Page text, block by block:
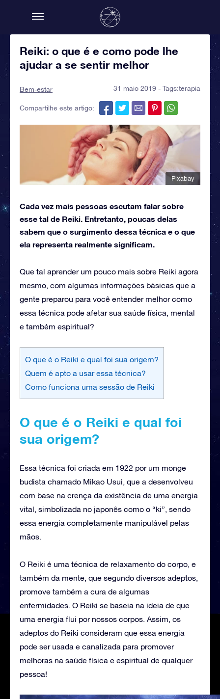
Reiki: o que é e como pode lhe
ajudar a se sentir melhor
Bem-estar 31 maio 2019 - Tags:terapia
Compartilhe este artigo:
Pixabay
Cada vez mais pessoas escutam falar sobre
esse tal de Reiki. Entretanto, poucas delas
sabem que o surgimento dessa técnica e o que
ela representa realmente significam.
Que tal aprender um pouco mais sobre Reiki agora
mesmo, com algumas informações básicas que a
gente preparou para você entender melhor como
essa técnica pode afetar sua saúde física, mental
e também espiritual?
O que é o Reiki e qual foi sua origem?
Quem é apto a usar essa técnica?
Como funciona uma sessão de Reiki
O que é o Reiki e qual foi
sua origem?
Essa técnica foi criada em 1922 por um monge
budista chamado Mikao Usui, que a desenvolveu
com base na crença da existência de uma energia
vital, simbolizada no japonês como o “ki”, sendo
essa energia completamente manipulável pelas
mãos.
O Reiki é uma técnica de relaxamento do corpo, e
também da mente, que segundo diversos adeptos,
promove também a cura de algumas
enfermidades. O Reiki se baseia na ideia de que
uma energia flui por nossos corpos. Assim, os
adeptos do Reiki consideram que essa energia
pode ser usada e canalizada para promover
melhoras na saúde física e espiritual de qualquer
pessoa!